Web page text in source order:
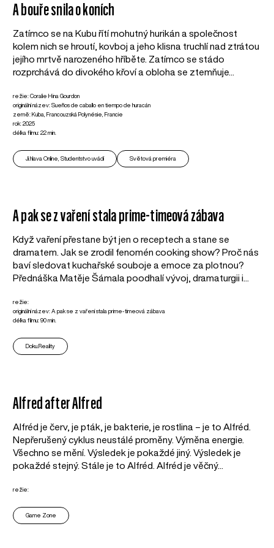
A bouře snila o koních
Zatímco se na Kubu řítí mohutný hurikán a společnost
kolem nich se hroutí, kovboj a jeho klisna truchlí nad ztrátou
jejího mrtvě narozeného hříběte. Zatímco se stádo
rozprchává do divokého křoví a obloha se ztemňuje...
režie: Coralie Hina Gourdon
originální název: Sueños de caballo en tiempo de huracán
země: Kuba, Francouzská Polynésie, Francie
rok: 2025
délka filmu: 22 min.
Ji.hlava Online, Studentstvo uvádí Světová premiéra
A pak se z vaření stala prime-timeová zábava
Když vaření přestane být jen o receptech a stane se
dramatem. Jak se zrodil fenomén cooking show? Proč nás
baví sledovat kuchařské souboje a emoce za plotnou?
Přednáška Matěje Šámala poodhalí vývoj, dramaturgii i...
režie:
originální název: A pak se z vaření stala prime-timeová zábava
délka filmu: 90 min.
Doku.Reality
Alfred after Alfred
Alfréd je červ, je pták, je bakterie, je rostlina – je to Alfréd.
Nepřerušený cyklus neustálé proměny. Výměna energie.
Všechno se mění. Výsledek je pokaždé jiný. Výsledek je
pokaždé stejný. Stále je to Alfréd. Alfréd je věčný...
režie:
Game Zone